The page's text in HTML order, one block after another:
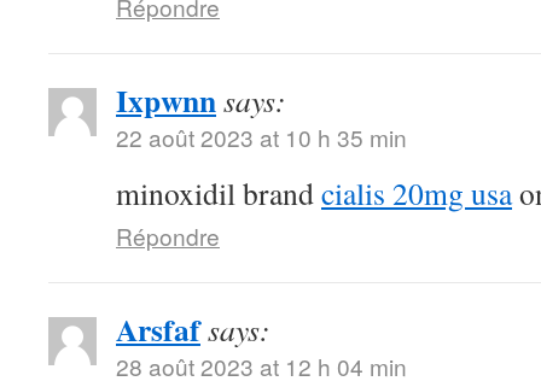
Répondre
Ixpwnnsays:
22 août 2023 at 10 h 35 min
minoxidil brandcialis 20mg usa
Répondre
Arsfafsays:
28 août 2023 at 12 h 04 min